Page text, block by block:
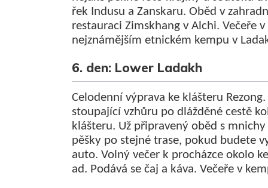
řek Indusu a Zanskaru. Oběd v
restauraci Zimskhang v Alchi. Večeře v
nejznámějším etnickém kempu v
6. den: Lower Ladakh
Celodenní výprava ke klášteru
stoupající vzhůru po dlážděné cestě
klášteru. Už připravený oběd s
pěšky po stejné trase, pokud budete
auto. Volný večer k procházce okolo
ad. Podává se čaj a káva. Večeře v